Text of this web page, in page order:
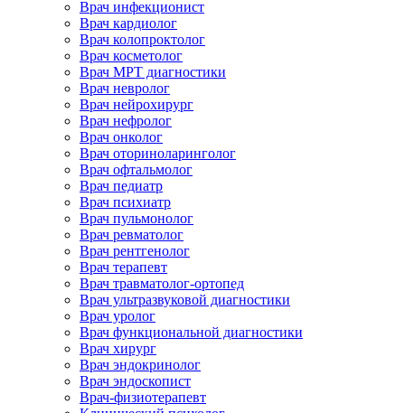
Врач инфекционист
Врач кардиолог
Врач колопроктолог
Врач косметолог
Врач МРТ диагностики
Врач невролог
Врач нейрохирург
Врач нефролог
Врач онколог
Врач оториноларинголог
Врач офтальмолог
Врач педиатр
Врач психиатр
Врач пульмонолог
Врач ревматолог
Врач рентгенолог
Врач терапевт
Врач травматолог-ортопед
Врач ультразвуковой диагностики
Врач уролог
Врач функциональной диагностики
Врач хирург
Врач эндокринолог
Врач эндоскопист
Врач-физиотерапевт